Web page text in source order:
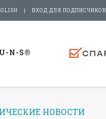
ВХОД ДЛЯ ПОДПИСЧИКОВ
N-S®
НОВОСТИ